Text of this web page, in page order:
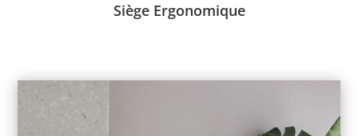
Siège Ergonomique